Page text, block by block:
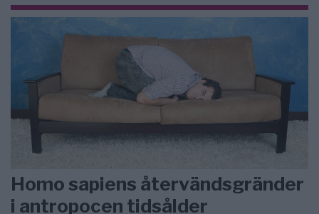
Homo sapiens återvändsgränder
i antropocen tidsålder